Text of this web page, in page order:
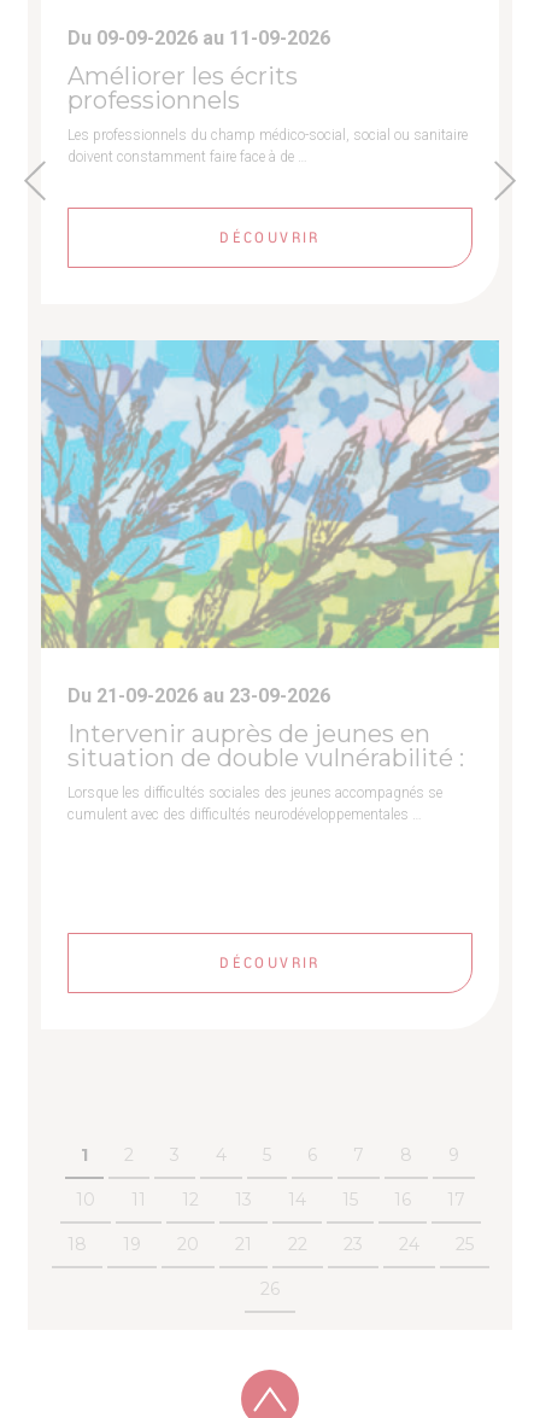
Du 09-09-2026 au 11-09-2026
Améliorer les écrits
professionnels
Les professionnels du champ médico-social, social ou sanitaire
doivent constamment faire face à de …
DÉCOUVRIR
Du 21-09-2026 au 23-09-2026
Intervenir auprès de jeunes en
situation de double vulnérabilité :
Lorsque les difficultés sociales des jeunes accompagnés se
cumulent avec des difficultés neurodéveloppementales …
DÉCOUVRIR
1 2 3 4 5 6 7 8 9
10 11 12 13 14 15 16 17
18 19 20 21 22 23 24 25
26